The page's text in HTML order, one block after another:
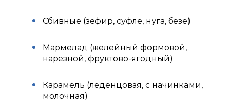
Сбивные (зефир, суфле, нуга, безе)
Мармелад (желейный формовой,
нарезной, фруктово-ягодный)
Карамель (леденцовая, с начинками,
молочная)